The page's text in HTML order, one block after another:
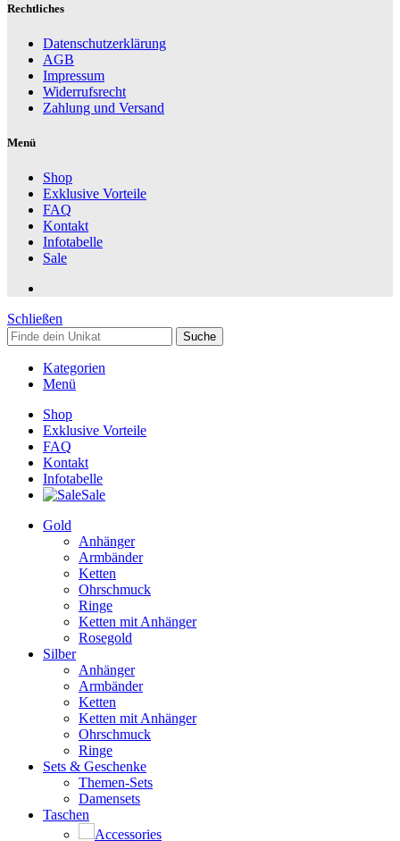
Rechtliches
Datenschutzerklärung
AGB
Impressum
Widerrufsrecht
Zahlung und Versand
Menü
Shop
Exklusive Vorteile
FAQ
Kontakt
Infotabelle
Sale
Schließen
Suche
Kategorien
Menü
Shop
Exklusive Vorteile
FAQ
Kontakt
Infotabelle
Sale
Gold
Anhänger
Armbänder
Ketten
Ohrschmuck
Ringe
Ketten mit Anhänger
Rosegold
Silber
Anhänger
Armbänder
Ketten
Ketten mit Anhänger
Ohrschmuck
Ringe
Sets & Geschenke
Themen-Sets
Damensets
Taschen
Accessories